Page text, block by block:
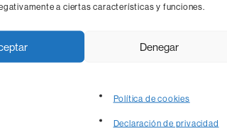
a ciertas características y funciones.
Denegar
Política de cookies
Declaración de privacidad